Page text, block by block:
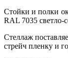
Стойки и полки
RAL 7035 светло-
Стеллаж
стрейч пленку и